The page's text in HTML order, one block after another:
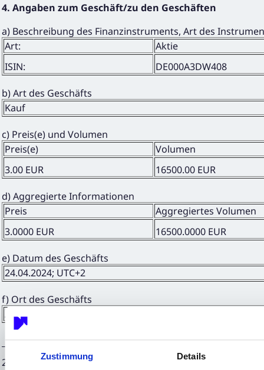
Zustimmung Details
4. Angaben zum Geschäft/zu den Geschäften
a) Beschreibung des Finanzinstruments, Art des
Art:
Aktie
ISIN:
DE000A3DW408
b) Art des Geschäfts
Kauf
c) Preis(e) und Volumen
Preis(e)
Volumen
3.00 EUR
16500.00 EUR
d) Aggregierte Informationen
Preis
Aggregiertes Volumen
3.0000 EUR
16500.0000 EUR
e) Datum des Geschäfts
24.04.2024; UTC+2
f) Ort des Geschäfts
Außerhalb eines Handelsplatzes
25.04.2024 CET/CEST Die EQS Distributionsservices